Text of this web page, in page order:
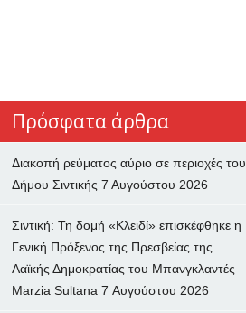
Πρόσφατα άρθρα
Διακοπή ρεύματος αύριο σε περιοχές του
Δήμου Σιντικής 7 Αυγούστου 2026
Σιντική: Τη δομή «Κλειδί» επισκέφθηκε η
Γενική Πρόξενος της Πρεσβείας της
Λαϊκής Δημοκρατίας του Μπανγκλαντές
Marzia Sultana 7 Αυγούστου 2026